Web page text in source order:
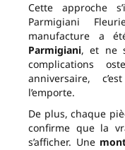
Cette approche
Parmigiani
manufacture a
Parmigiani, et ne
complications
anniversaire,
l’emporte.
De plus, chaque
confirme que la
s’afficher. Une